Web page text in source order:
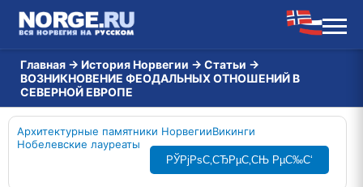
Главная → История Норвегии → Статьи →
ВОЗНИКНОВЕНИЕ ФЕОДАЛЬНЫХ ОТНОШЕНИЙ В
СЕВЕРНОЙ ЕВРОПЕ
Архитектурные памятники НорвегииВикинги
Нобелевские лауреаты
РЎРјРѕС‚СЂРµС‚СЊ РµС‰С‘